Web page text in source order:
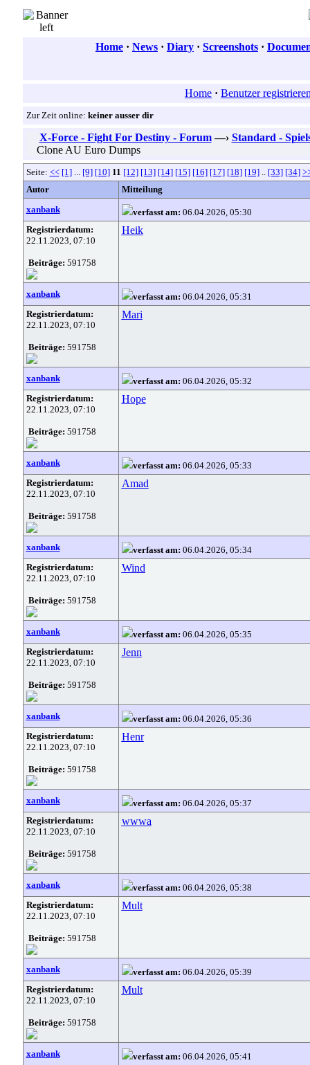
Home · News · Diary · Screenshots ·
Home · Benutzer
Zur Zeit online: keiner ausser dir
X-Force - Fight For Destiny - Forum —› Standard -
Clone AU Euro Dumps
Seite: << [1]... [9] [10] 11 [12] [13] [14] [15] [16] [17] [18] [19].. [33] [34]
Autor
Mitteilung
xanbank
verfasst am: 06.04.2026, 05:30
Registrierdatum:
22.11.2023, 07:10
Beiträge: 591758
Heik
xanbank verfasst am: 06.04.2026, 05:31
Registrierdatum:
22.11.2023, 07:10
Beiträge: 591758
Mari
xanbank verfasst am: 06.04.2026, 05:32
Registrierdatum:
22.11.2023, 07:10
Beiträge: 591758
Hope
xanbank verfasst am: 06.04.2026, 05:33
Registrierdatum:
22.11.2023, 07:10
Beiträge: 591758
Amad
xanbank verfasst am: 06.04.2026, 05:34
Registrierdatum:
22.11.2023, 07:10
Beiträge: 591758
Wind
xanbank verfasst am: 06.04.2026, 05:35
Registrierdatum:
22.11.2023, 07:10
Beiträge: 591758
Jenn
xanbank verfasst am: 06.04.2026, 05:36
Registrierdatum:
22.11.2023, 07:10
Beiträge: 591758
Henr
xanbank verfasst am: 06.04.2026, 05:37
Registrierdatum:
22.11.2023, 07:10
Beiträge: 591758
wwwa
xanbank verfasst am: 06.04.2026, 05:38
Registrierdatum:
22.11.2023, 07:10
Beiträge: 591758
Mult
xanbank verfasst am: 06.04.2026, 05:39
Registrierdatum:
22.11.2023, 07:10
Beiträge: 591758
Mult
xanbank verfasst am: 06.04.2026, 05:41